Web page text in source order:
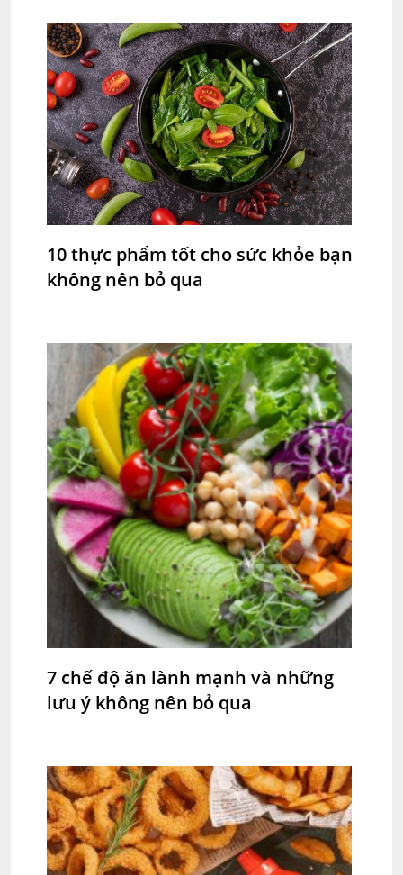
10 thực phẩm tốt cho sức khỏe bạn
không nên bỏ qua
7 chế độ ăn lành mạnh và những
lưu ý không nên bỏ qua